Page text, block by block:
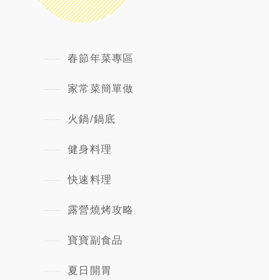
春節年菜專區
家常菜簡單做
火鍋/鍋底
健身料理
快速料理
露營燒烤攻略
寶寶副食品
夏日開胃